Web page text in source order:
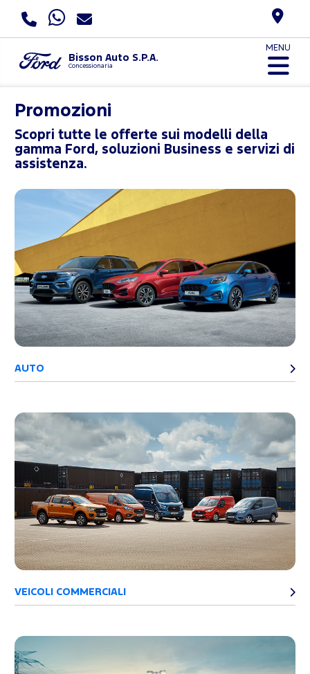
Bisson Auto S.P.A.
Concessionaria
MENU
Promozioni
Scopri tutte le offerte sui modelli della
gamma Ford, soluzioni Business e servizi di
assistenza.
AUTO
VEICOLI COMMERCIALI